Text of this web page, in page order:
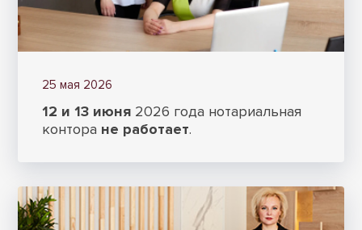
25 мая 2026
12 и 13 июня 2026 года нотариальная
контора не работает.